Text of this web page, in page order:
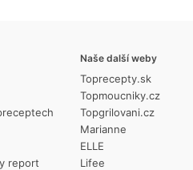
report
Naše další weby
Toprecepty.sk
Topmoucniky.cz
Topgrilovani.cz
Marianne
ELLE
Lifee